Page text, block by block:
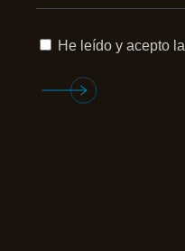
He leído y acepto la